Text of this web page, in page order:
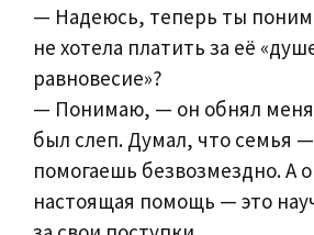
— Надеюсь, теперь ты
не хотела платить за её
равновесие»?
— Понимаю, — он обнял
был слеп. Думал, что семья —
помогаешь безвозмездно. А
настоящая помощь — это